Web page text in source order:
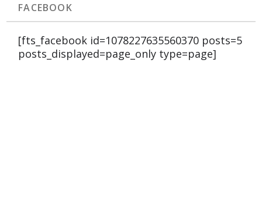
FACEBOOK
[fts_facebook id=1078227635560370 posts=5
posts_displayed=page_only type=page]